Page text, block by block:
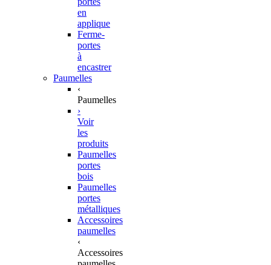
en
applique
Ferme-
portes
à
encastrer
Paumelles
‹
Paumelles
›
Voir
les
produits
Paumelles
portes
bois
Paumelles
portes
métalliques
Accessoires
paumelles
‹
Accessoires